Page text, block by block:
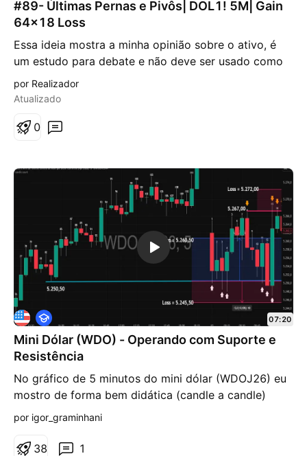
#89- Últimas Pernas e Pivôs| DOL1! 5M| Gain
64x18 Loss
Essa ideia mostra a minha opinião sobre o ativo, é
um estudo para debate e não deve ser usado como
entrada. Só opere quando o seu trade system der o
sinal. No gráfico de 5 minutos do DOL1!, rompeu um
mais favorável e o alvo será o de 100%, onde pode
é
d
b
a
x
a
por Realizador
Atualizado
0
Mini Dólar (WDO) - Operando com Suporte e
Resistência
No gráfico de 5 minutos do mini dólar (WDOJ26) eu
mostro de forma bem didática (candle a candle)
como os traçados bem feitos de suporte forte e
resistência forte podem resultar em excelentes
operações no Day Trade.
E
d
u
c
a
i
o
a
07:20
por igor_graminhani
1
38